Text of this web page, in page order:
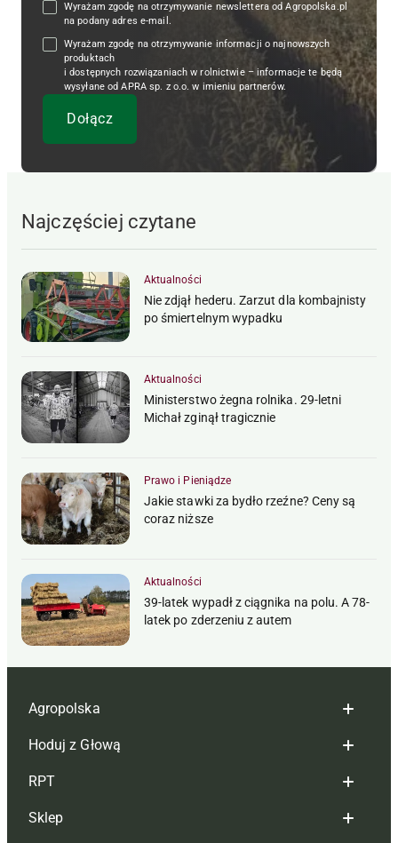
Wyrażam zgodę na otrzymywanie newslettera od Agropolska.pl
na podany adres e-mail.
Wyrażam zgodę na otrzymywanie informacji o najnowszych
produktach
i dostępnych rozwiązaniach w rolnictwie – informacje te będą
wysyłane od APRA sp. z o.o. w imieniu partnerów.
Najczęściej czytane
Aktualności
Nie zdjął hederu. Zarzut dla kombajnisty
po śmiertelnym wypadku
Aktualności
Ministerstwo żegna rolnika. 29-letni
Michał zginął tragicznie
Prawo i Pieniądze
Jakie stawki za bydło rzeźne? Ceny są
coraz niższe
Aktualności
39-latek wypadł z ciągnika na polu. A 78-
latek po zderzeniu z autem
Agropolska
Redakcja
Reklama
Tagi
Hoduj z Głową
Hoduj z głową bydło
Hoduj z głową świnie
RPT
Redakcja
Sklep